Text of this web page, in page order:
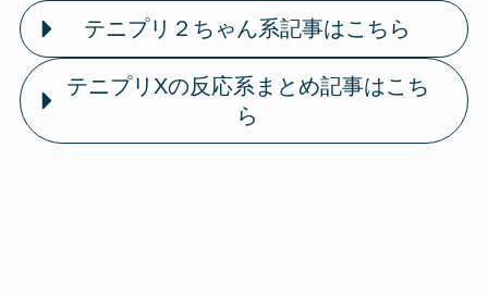
テニプリ２ちゃん系記事はこちら
テニプリXの反応系まとめ記事はこち
ら